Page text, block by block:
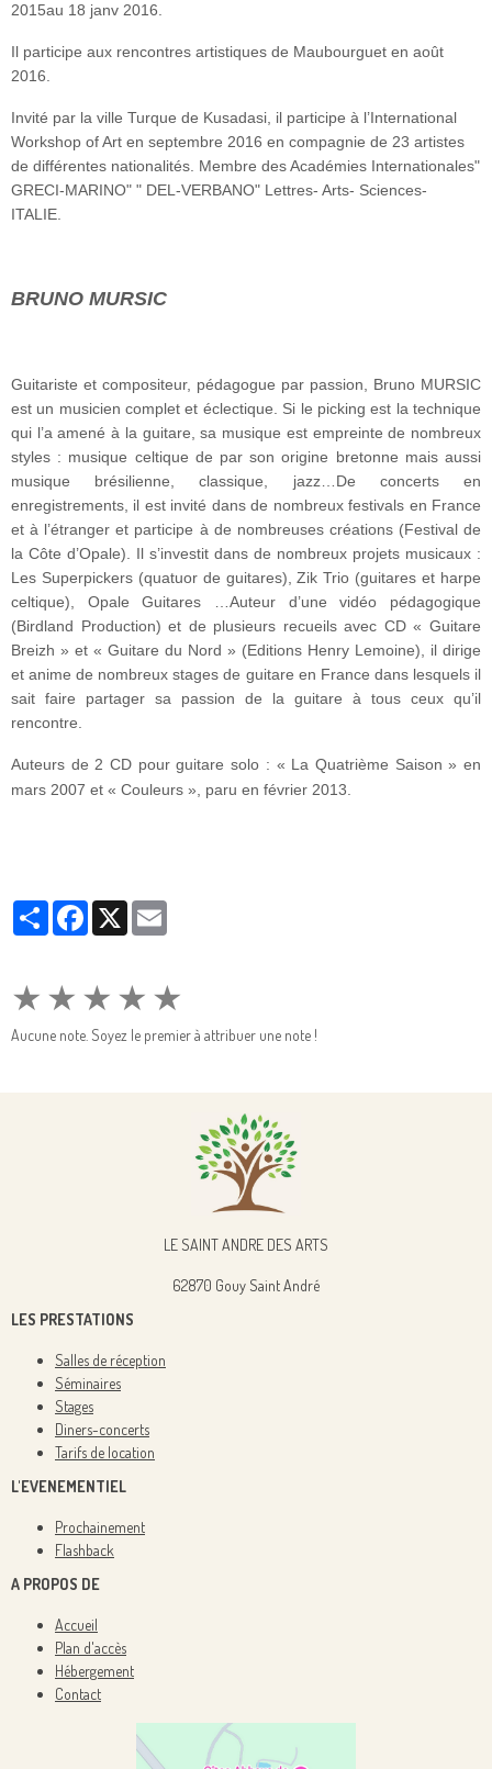
2015au 18 janv 2016.
Il participe aux rencontres artistiques de Maubourguet en août
2016.
Invité par la ville Turque de Kusadasi, il participe à l’International
Workshop of Art en septembre 2016 en compagnie de 23 artistes
de différentes nationalités. Membre des Académies Internationales"
GRECI-MARINO" " DEL-VERBANO" Lettres- Arts- Sciences-
ITALIE.
BRUNO MURSIC
Guitariste et compositeur, pédagogue par passion, Bruno MURSIC
est un musicien complet et éclectique. Si le picking est la technique
qui l’a amené à la guitare, sa musique est empreinte de nombreux
styles : musique celtique de par son origine bretonne mais aussi
musique brésilienne, classique, jazz…De concerts en
enregistrements, il est invité dans de nombreux festivals en France
et à l’étranger et participe à de nombreuses créations (Festival de
la Côte d’Opale). Il s’investit dans de nombreux projets musicaux :
Les Superpickers (quatuor de guitares), Zik Trio (guitares et harpe
celtique), Opale Guitares …Auteur d’une vidéo pédagogique
(Birdland Production) et de plusieurs recueils avec CD « Guitare
Breizh » et « Guitare du Nord » (Editions Henry Lemoine), il dirige
et anime de nombreux stages de guitare en France dans lesquels il
sait faire partager sa passion de la guitare à tous ceux qu’il
rencontre.
Auteurs de 2 CD pour guitare solo : « La Quatrième Saison » en
mars 2007 et « Couleurs », paru en février 2013.
PartagerFacebook
X
★★★★★
Aucune note. Soyez le premier à attribuer une note !
LE SAINT ANDRE DES ARTS
62870 Gouy Saint André
LES PRESTATIONS
Salles de réception
Séminaires
Stages
Diners-concerts
Tarifs de location
L'EVENEMENTIEL
Prochainement
Flashback
A PROPOS DE
Accueil
Plan d'accès
Hébergement
Contact